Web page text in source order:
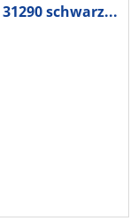
schwarz...